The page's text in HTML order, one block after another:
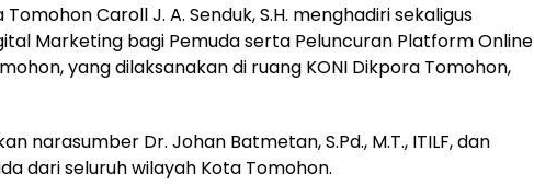
Caroll J. A. Senduk, S.H. menghadiri sekaligus
Marketing bagi Pemuda serta Peluncuran Platform Online
yang dilaksanakan di ruang KONI Dikpora Tomohon,
narasumber Dr. Johan Batmetan, S.Pd., M.T., ITILF, dan
dari seluruh wilayah Kota Tomohon.